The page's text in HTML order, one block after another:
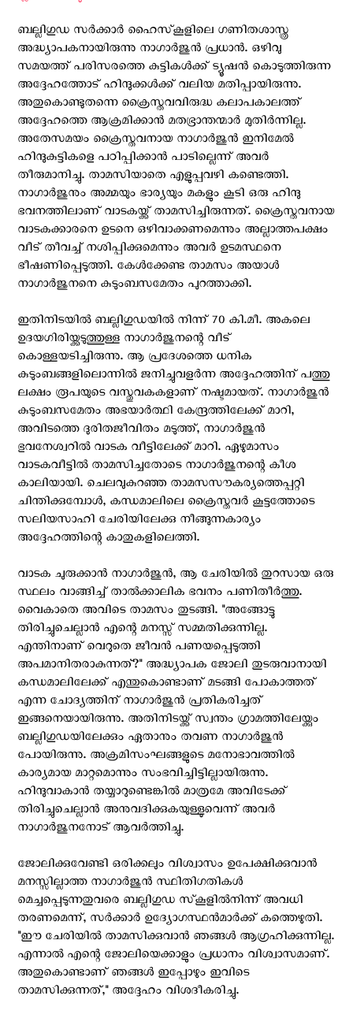
ബല്ലിഗുഡ സർക്കാർ ഹൈസ്‌കൂളിലെ ഗണിതശാസ്ത്ര
അദ്ധ്യാപകനായിരുന്നു നാഗാർജുൻ പ്രധാൻ. ഒഴിവു
സമയത്ത് പരിസരത്തെ കുട്ടികൾക്ക് ട്യൂഷൻ കൊടുത്തിരുന്ന
അദ്ദേഹത്തോട് ഹിന്ദുക്കൾക്ക് വലിയ മതിപ്പായിരുന്നു.
അതുകൊണ്ടുതന്നെ ക്രൈസ്തവവിരുദ്ധ കലാപകാലത്ത്
അദ്ദേഹത്തെ ആക്രമിക്കാൻ മതഭ്രാന്തന്മാർ മുതിർന്നില്ല.
അതേസമയം ക്രൈസ്തവനായ നാഗാർജുൻ ഇനിമേൽ
ഹിന്ദുകുട്ടികളെ പഠിപ്പിക്കാൻ പാടില്ലെന്ന് അവർ
തീരുമാനിച്ചു. താമസിയാതെ എളുപ്പവഴി കണ്ടെത്തി.
നാഗാർജുനും അമ്മയും ഭാര്യയും മകളും കൂടി ഒരു ഹിന്ദു
ഭവനത്തിലാണ് വാടകയ്ക്ക് താമസിച്ചിരുന്നത്. ക്രൈസ്തവനായ
വാടകക്കാരനെ ഉടനെ ഒഴിവാക്കണമെന്നും അല്ലാത്തപക്ഷം
വീട് തീവച്ച് നശിപ്പിക്കുമെന്നും അവർ ഉടമസ്ഥനെ
ഭീഷണിപ്പെടുത്തി. കേൾക്കേണ്ട താമസം അയാൾ
നാഗാർജുനനെ കുടുംബസമേതം പുറത്താക്കി.
ഇതിനിടയിൽ ബല്ലിഗുഡയിൽ നിന്ന് 70 കി.മീ. അകലെ
ഉദയഗിരിയ്ക്കടുത്തുള്ള നാഗാർജുനന്റെ വീട്
കൊള്ളയടിച്ചിരുന്നു. ആ പ്രദേശത്തെ ധനിക
കുടുംബങ്ങളിലൊന്നിൽ ജനിച്ചുവളർന്ന അദ്ദേഹത്തിന് പത്തു
ലക്ഷം രൂപയുടെ വസ്തുവകകളാണ് നഷ്ടമായത്. നാഗാർജുൻ
കുടുംബസമേതം അഭയാർത്ഥി കേന്ദ്രത്തിലേക്ക് മാറി,
അവിടത്തെ ദുരിതജീവിതം മടുത്ത്, നാഗാർജുൻ
ഭുവനേശ്വറിൽ വാടക വീട്ടിലേക്ക് മാറി. ഏഴുമാസം
വാടകവീട്ടിൽ താമസിച്ചതോടെ നാഗാർജുനന്റെ കീശ
കാലിയായി. ചെലവുകുറഞ്ഞ താമസസൗകര്യത്തെപ്പറ്റി
ചിന്തിക്കുമ്പോൾ, കന്ധമാലിലെ ക്രൈസ്തവർ കൂട്ടത്തോടെ
സലിയസാഹി ചേരിയിലേക്കു നീങ്ങുന്നകാര്യം
അദ്ദേഹത്തിന്റെ കാതുകളിലെത്തി.
വാടക ചുരുക്കാൻ നാഗാർജുൻ, ആ ചേരിയിൽ തുറസായ ഒരു
സ്ഥലം വാങ്ങിച്ച് താൽക്കാലിക ഭവനം പണിതീർത്തു.
വൈകാതെ അവിടെ താമസം തുടങ്ങി. "അങ്ങോട്ടു
തിരിച്ചുചെല്ലാൻ എന്റെ മനസ്സ് സമ്മതിക്കുന്നില്ല.
എന്തിനാണ് വെറുതെ ജീവൻ പണയപ്പെടുത്തി
അപമാനിതരാകുന്നത്?" അദ്ധ്യാപക ജോലി തുടരുവാനായി
കന്ധമാലിലേക്ക് എന്തുകൊണ്ടാണ് മടങ്ങി പോകാത്തത്
എന്ന ചോദ്യത്തിന് നാഗാർജുൻ പ്രതികരിച്ചത്
ഇങ്ങനെയായിരുന്നു. അതിനിടയ്ക്ക് സ്വന്തം ഗ്രാമത്തിലേയ്ക്കും
ബല്ലിഗുഡയിലേക്കും ഏതാനും തവണ നാഗാർജുൻ
പോയിരുന്നു. അക്രമിസംഘങ്ങളുടെ മനോഭാവത്തിൽ
കാര്യമായ മാറ്റമൊന്നും സംഭവിച്ചിട്ടില്ലായിരുന്നു.
ഹിന്ദുവാകാൻ തയ്യാറുണ്ടെങ്കിൽ മാത്രമേ അവിടേക്ക്
തിരിച്ചുചെല്ലാൻ അനുവദിക്കുകയുള്ളുവെന്ന് അവർ
നാഗാർജുനനോട് ആവർത്തിച്ചു.
ജോലിക്കുവേണ്ടി ഒരിക്കലും വിശ്വാസം ഉപേക്ഷിക്കുവാൻ
മനസ്സില്ലാത്ത നാഗാർജുൻ സ്ഥിതിഗതികൾ
മെച്ചപ്പെടുന്നതുവരെ ബല്ലിഗുഡ സ്‌കൂളിൽനിന്ന് അവധി
തരണമെന്ന്, സർക്കാർ ഉദ്യോഗസ്ഥൻമാർക്ക് കത്തെഴുതി.
"ഈ ചേരിയിൽ താമസിക്കുവാൻ ഞങ്ങൾ ആഗ്രഹിക്കുന്നില്ല.
എന്നാൽ എന്റെ ജോലിയെക്കാളും പ്രധാനം വിശ്വാസമാണ്.
അതുകൊണ്ടാണ് ഞങ്ങൾ ഇപ്പോഴും ഇവിടെ
താമസിക്കുന്നത്," അദ്ദേഹം വിശദീകരിച്ചു.